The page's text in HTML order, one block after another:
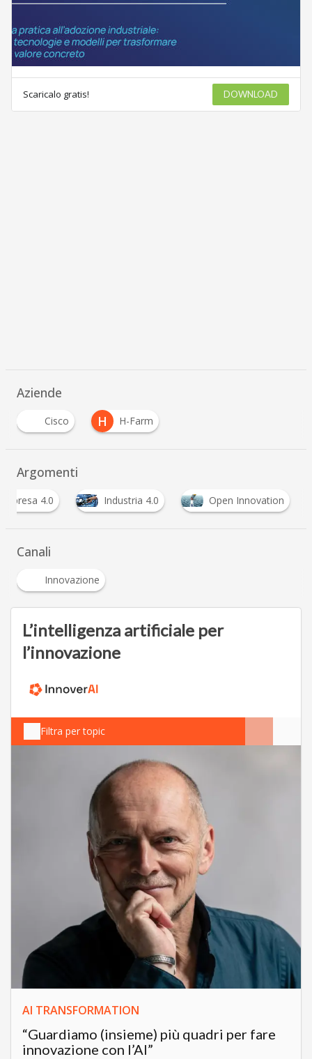
Scaricalo gratis! DOWNLOAD
Aziende
Cisco H H-Farm
Argomenti
Impresa 4.0 Industria 4.0 Open Innovation
Canali
Innovazione
L’intelligenza artificiale per
l’innovazione
Filtra per topic
AI TRANSFORMATION
“Guardiamo (insieme) più quadri per fare
innovazione con l’AI”